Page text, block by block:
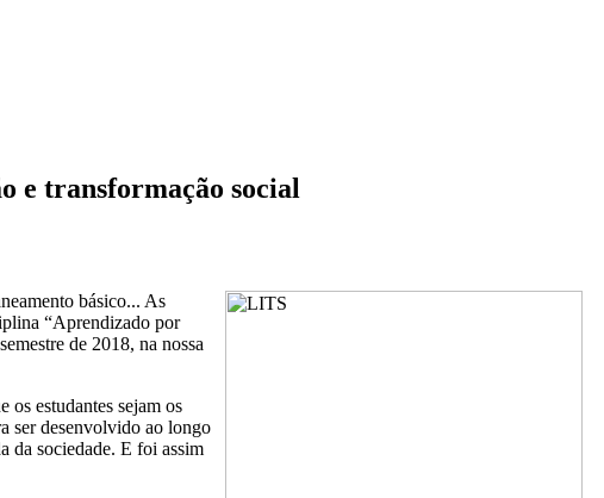
e transformação social
básico... As
“Aprendizado por
de 2018, na nossa
estudantes sejam os
ser desenvolvido ao longo
da sociedade. E foi assim